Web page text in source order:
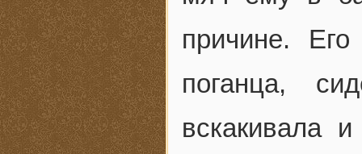
причине. Его
поганца,
вскакивала